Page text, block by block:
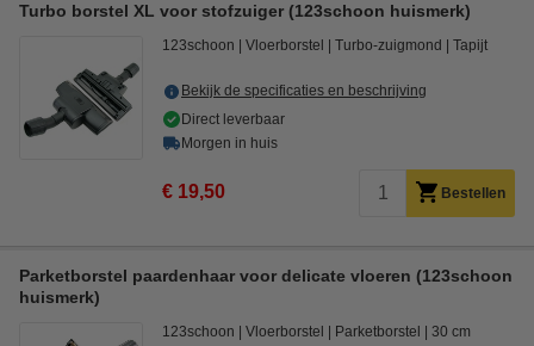
Turbo borstel XL voor stofzuiger (123schoon huismerk)
123schoon Vloerborstel Turbo-zuigmond Tapijt
Bekijk de specificaties en beschrijving
Direct leverbaar
Morgen in huis
€ 19,50 Bestellen
Parketborstel paardenhaar voor delicate vloeren (123schoon
huismerk)
123schoon Vloerborstel Parketborstel 30 cm